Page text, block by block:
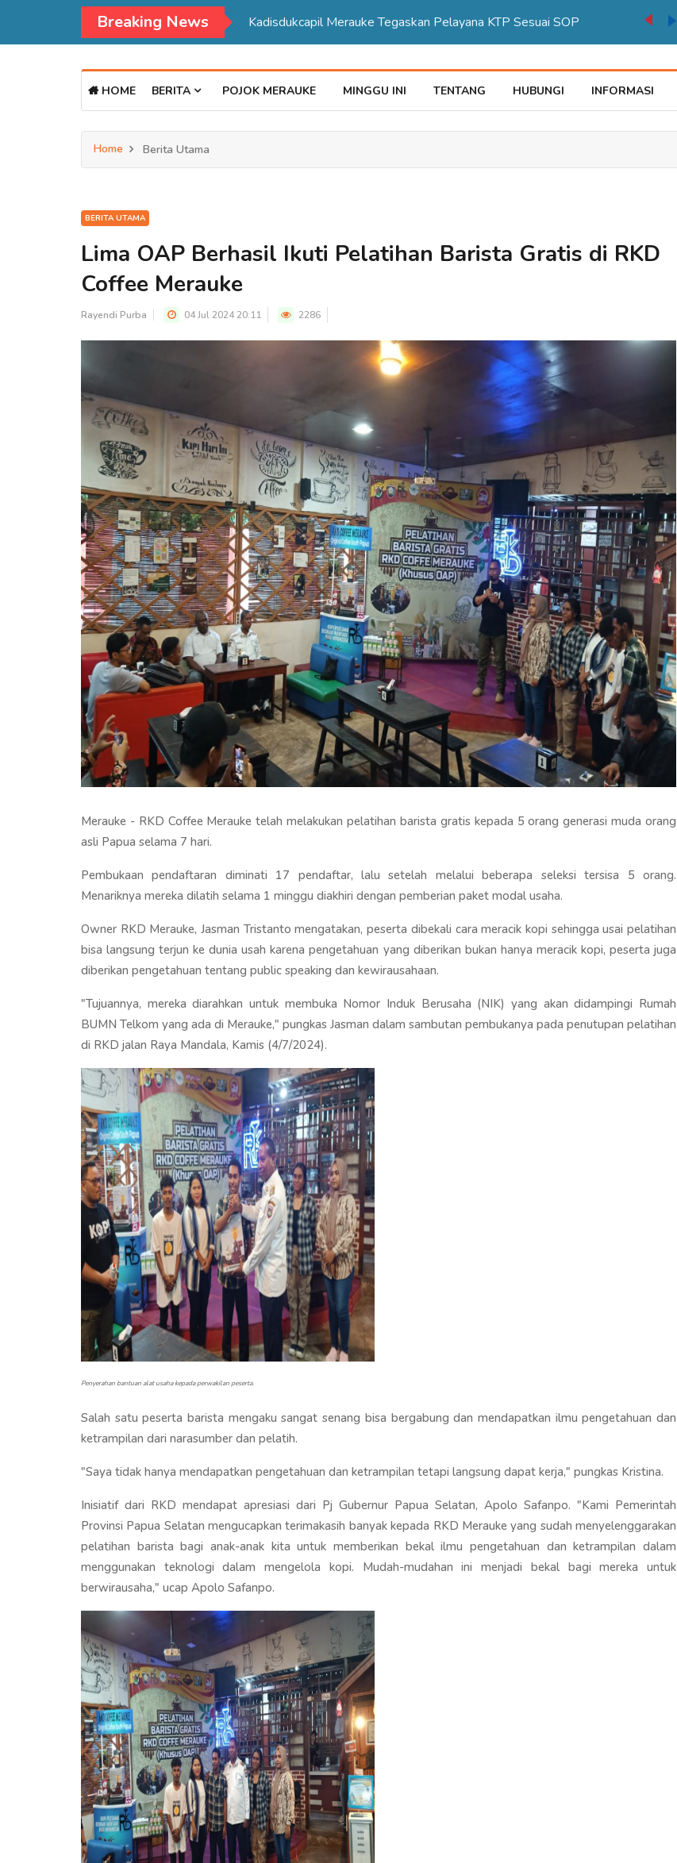
Breaking News Kadisdukcapil Merauke Tegaskan Pelayana KTP Sesuai SOP
HOME BERITA POJOK MERAUKE MINGGU INI TENTANG HUBUNGI INFORMASI
Home Berita Utama
BERITA UTAMA
Lima OAP Berhasil Ikuti Pelatihan Barista Gratis di RKD
Coffee Merauke
Rayendi Purba 04 Jul 2024 20:11 2286
Merauke - RKD Coffee Merauke telah melakukan pelatihan barista gratis kepada 5 orang generasi muda orang
asli Papua selama 7 hari.
Pembukaan pendaftaran diminati 17 pendaftar, lalu setelah melalui beberapa seleksi tersisa 5 orang.
Menariknya mereka dilatih selama 1 minggu diakhiri dengan pemberian paket modal usaha.
Owner RKD Merauke, Jasman Tristanto mengatakan, peserta dibekali cara meracik kopi sehingga usai pelatihan
bisa langsung terjun ke dunia usah karena pengetahuan yang diberikan bukan hanya meracik kopi, peserta juga
diberikan pengetahuan tentang public speaking dan kewirausahaan.
"Tujuannya, mereka diarahkan untuk membuka Nomor Induk Berusaha (NIK) yang akan didampingi Rumah
BUMN Telkom yang ada di Merauke," pungkas Jasman dalam sambutan pembukanya pada penutupan pelatihan
di RKD jalan Raya Mandala, Kamis (4/7/2024).
Penyerahan bantuan alat usaha kepada perwakilan peserta.
Salah satu peserta barista mengaku sangat senang bisa bergabung dan mendapatkan ilmu pengetahuan dan
ketrampilan dari narasumber dan pelatih.
"Saya tidak hanya mendapatkan pengetahuan dan ketrampilan tetapi langsung dapat kerja," pungkas Kristina.
Inisiatif dari RKD mendapat apresiasi dari Pj Gubernur Papua Selatan, Apolo Safanpo. "Kami Pemerintah
Provinsi Papua Selatan mengucapkan terimakasih banyak kepada RKD Merauke yang sudah menyelenggarakan
pelatihan barista bagi anak-anak kita untuk memberikan bekal ilmu pengetahuan dan ketrampilan dalam
menggunakan teknologi dalam mengelola kopi. Mudah-mudahan ini menjadi bekal bagi mereka untuk
berwirausaha," ucap Apolo Safanpo.